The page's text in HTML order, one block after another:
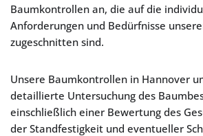
Baumkontrollen an, die auf die
Anforderungen und Bedürfnisse
zugeschnitten sind.
Unsere Baumkontrollen in Hannover
detaillierte Untersuchung des
einschließlich einer Bewertung des
der Standfestigkeit und eventueller